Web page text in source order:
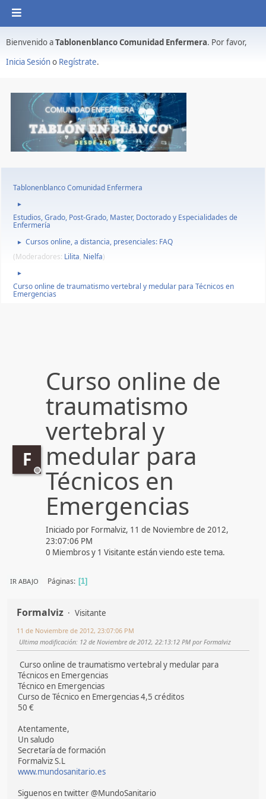
Bienvenido aTablonenblanco Comunidad Enfermera. Por favor,
Inicia Sesióno Regístrate.
Tablonenblanco Comunidad Enfermera
►
Estudios, Grado, Post-Grado, Master, Doctorado y Especialidades de
Enfermería
►
Cursos online, a distancia, presenciales: FAQ
(Moderadores: Lilita, Nielfa)
►
Curso online de traumatismo vertebral y medular para Técnicos en
Emergencias
F
Curso online de
traumatismo
vertebral y
medular para
Técnicos en
Emergencias
Iniciado por Formalviz, 11 de Noviembre de 2012,
23:07:06 PM
0 Miembros y 1 Visitante están viendo este tema.
IR ABAJO Páginas 1
Formalviz Visitante
11 de Noviembre de 2012, 23:07:06 PM
Ultima modificación: 12 de Noviembre de 2012, 22:13:12 PM por Formalviz
Curso online de traumatismo vertebral y medular para
Técnicos en Emergencias
Técnico en Emergencias
Curso de Técnico en Emergencias 4,5 créditos
50 €
Atentamente,
Un saludo
Secretaría de formación
Formalviz S.L
www.mundosanitario.es
Siguenos en twitter @MundoSanitario